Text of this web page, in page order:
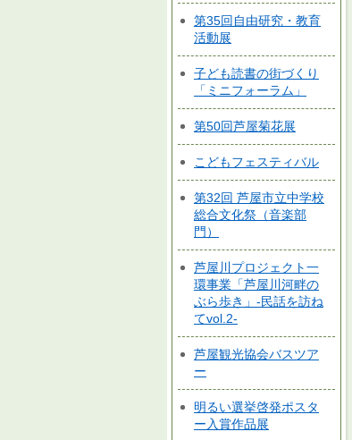
第35回自由研究・教育
活動展
子ども読書の街づくり
「ミニフォーラム」
第50回芦屋菊花展
こどもフェスティバル
第32回 芦屋市立中学校
総合文化祭（音楽部
門）
芦屋川プロジェクト一
環事業「芦屋川河畔の
ぶら歩き」-民話を訪ね
てvol.2-
芦屋観光協会バスツア
ー
明るい選挙啓発ポスタ
ー入賞作品展